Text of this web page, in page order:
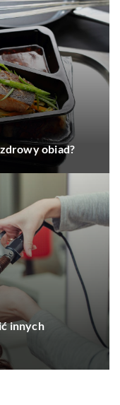
obiad?
innych